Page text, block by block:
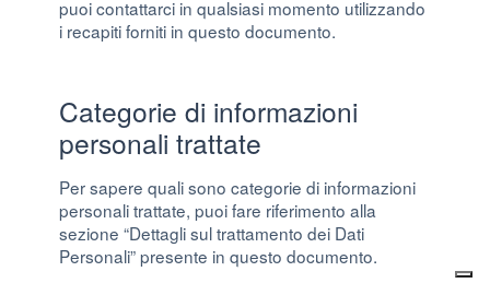
puoi contattarci in qualsiasi momento utilizzando
i recapiti forniti in questo documento.
Categorie di informazioni
personali trattate
Per sapere quali sono categorie di informazioni
personali trattate, puoi fare riferimento alla
sezione “Dettagli sul trattamento dei Dati
Personali” presente in questo documento.